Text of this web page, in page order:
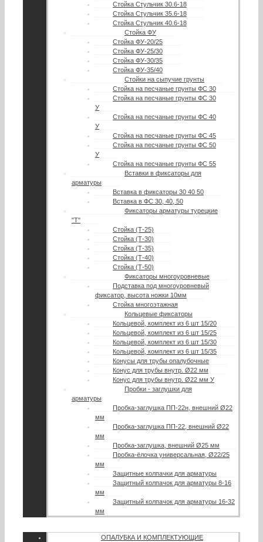
Стойка Стульчик 30.6-18
Стойка Стульчик 35.6-18
Стойка Стульчик 40.6-18
Стойка ФУ
Стойка ФУ-20/25
Стойка ФУ-25/30
Стойка ФУ-30/35
Стойка ФУ-35/40
Стойки на сыпучие грунты
Стойка на песчаные грунты ФС 30
Стойка на песчаные грунты ФС 30
У
Стойка на песчаные грунты ФС 40
У
Стойка на песчаные грунты ФС 45
Стойка на песчаные грунты ФС 50
У
Стойка на песчаные грунты ФС 55
Вставки в фиксаторы для
арматуры
Вставка в фиксаторы 30 40 50
Вставка в ФС 30, 40, 50
Фиксаторы арматуры турецкие
"Т"
Стойка (Т-25)
Стойка (Т-30)
Стойка (Т-35)
Стойка (Т-40)
Стойка (Т-50)
Фиксаторы многоуровневые
Подставка под многоуровневый
фиксатор, высота ножки 10мм
Стойка многоэтажная
Кольцевые фиксаторы
Кольцевой, комплект из 6 шт 15/20
Кольцевой, комплект из 6 шт 15/25
Кольцевой, комплект из 6 шт 15/30
Кольцевой, комплект из 6 шт 15/35
Конусы для трубы опалубочные
Конус для трубы внутр. Ø22 мм
Конус для трубы внутр. Ø22 мм У
Пробки - заглушки для
арматуры
Пробка-заглушка ПП-22н, внешний Ø22
мм
Пробка-заглушка ПП-22, внешний Ø22
мм
Пробка-заглушка, внешний Ø25 мм
Пробка-ёлочка универсальная, Ø22/25
мм
Защитные колпачки для арматуры
Защитный колпачок для арматуры 8-16
мм
Защитный колпачок для арматуры 16-32
мм
ОПАЛУБКА И КОМПЛЕКТУЮЩИЕ